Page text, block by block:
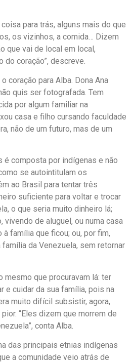
para trás, alguns mais do que
os vizinhos, a comida… Dizem
que vai de local em local,
do coração”, descreve.
coração para Alba. Dona Ana
quis ser fotografada. Tem
por algum familiar na
casa e filho cursando faculdade
não de um futuro, mas de um
é composta por indígenas e não
se autointitulam os
ao Brasil para tentar três
suficiente para voltar e trocar
o que seria muito dinheiro lá;
vivendo de aluguel, ou numa casa
à família que ficou; ou, por fim,
família da Venezuela, sem retornar
mesmo que procuravam lá: ter
e cuidar da sua família, pois na
muito difícil subsistir, agora,
“Eles dizem que morrem de
conta Alba.
das principais etnias indígenas
a comunidade veio atrás de